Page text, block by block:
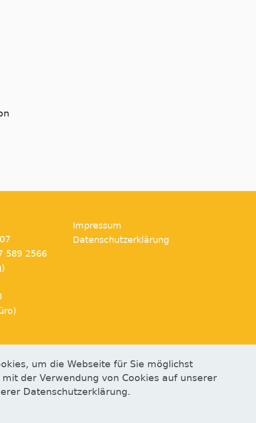
589 2566
Impressum
Datenschutzerklärung
um die Webseite für Sie möglichst
der Verwendung von Cookies auf unserer
Datenschutzerklärung.